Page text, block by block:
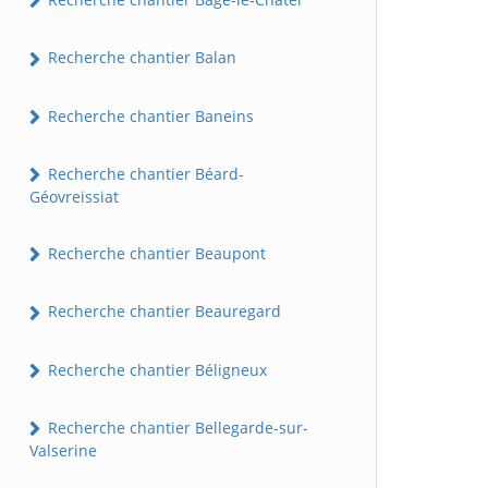
Recherche chantier Balan
Recherche chantier Baneins
Recherche chantier Béard-
Géovreissiat
Recherche chantier Beaupont
Recherche chantier Beauregard
Recherche chantier Béligneux
Recherche chantier Bellegarde-sur-
Valserine